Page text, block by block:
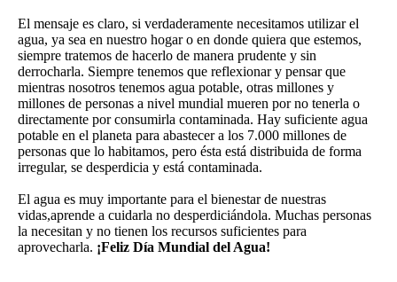
El mensaje es claro, si verdaderamente necesitamos utilizar el
agua, ya sea en nuestro hogar o en donde quiera que estemos,
siempre tratemos de hacerlo de manera prudente y sin
derrocharla. Siempre tenemos que reflexionar y pensar que
mientras nosotros tenemos agua potable, otras millones y
millones de personas a nivel mundial mueren por no tenerla o
directamente por consumirla contaminada. Hay suficiente agua
potable en el planeta para abastecer a los 7.000 millones de
personas que lo habitamos, pero ésta está distribuida de forma
irregular, se desperdicia y está contaminada.
El agua es muy importante para el bienestar de nuestras
vidas,aprende a cuidarla no desperdiciándola. Muchas personas
la necesitan y no tienen los recursos suficientes para
aprovecharla. ¡Feliz Día Mundial del Agua!